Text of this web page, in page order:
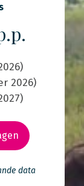
2026)
data